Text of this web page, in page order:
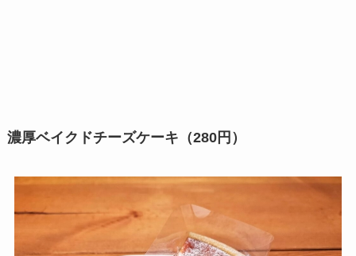
濃厚ベイクドチーズケーキ（280円）